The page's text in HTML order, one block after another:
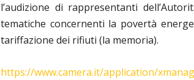
l’audizione di rappresentanti
tematiche concernenti la povertà
tariffazione dei rifiuti (la memoria).
https://www.camera.it/application/